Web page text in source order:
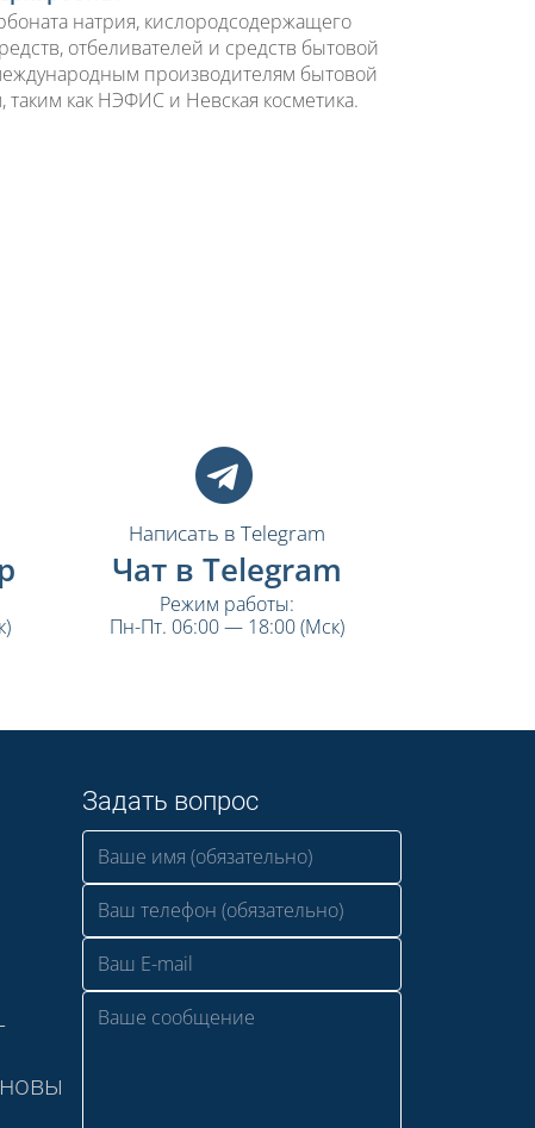
натрия, кислородсодержащего
отбеливателей и средств бытовой
производителям бытовой
как НЭФИС и Невская косметика.
Написать в Telegram
Чат в Telegram
Режим работы:
Пн-Пт. 06:00 — 18:00 (Мск)
Задать вопрос